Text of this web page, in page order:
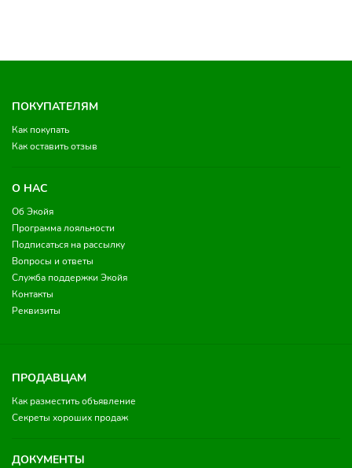
ПОКУПАТЕЛЯМ
Как покупать
Как оставить отзыв
О НАС
Об Экойя
Программа лояльности
Подписаться на рассылку
Вопросы и ответы
Служба поддержки Экойя
Контакты
Реквизиты
ПРОДАВЦАМ
Как разместить объявление
Секреты хороших продаж
ДОКУМЕНТЫ